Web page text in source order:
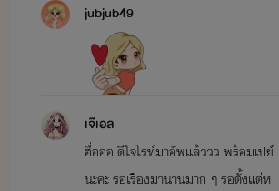
jubjub49
เจ๊เอล
ฮื่อออ ดีใจไรท์มาอัพแล้ววว พร้อมเปย์
นะคะ รอเรื่องมานานมาก ๆ รอตั้งแต่ห